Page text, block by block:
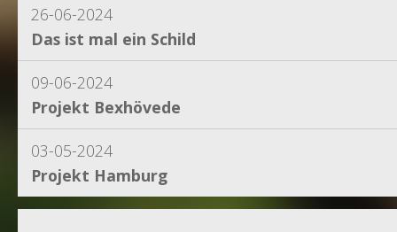
26-06-2024
Das ist mal ein Schild
09-06-2024
Projekt Bexhövede
03-05-2024
Projekt Hamburg